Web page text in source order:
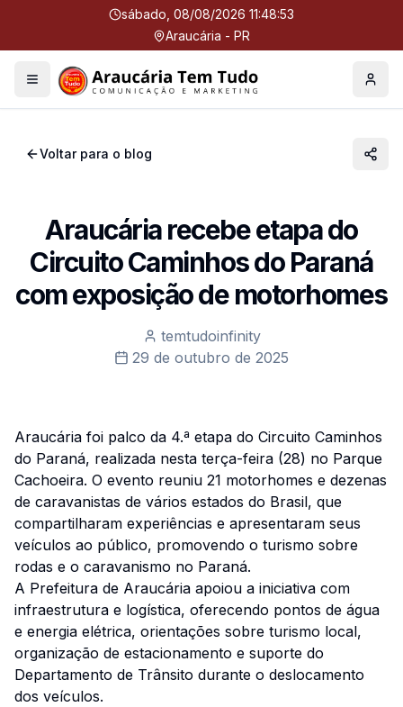
sábado, 08/08/2026 11:48:53
Araucária - PR
Menu Perfil
Voltar para o blog
Araucária recebe etapa do
Circuito Caminhos do Paraná
com exposição de motorhomes
temtudoinfinity
29 de outubro de 2025
Araucária foi palco da 4.ª etapa do Circuito Caminhos
do Paraná, realizada nesta terça-feira (28) no Parque
Cachoeira. O evento reuniu 21 motorhomes e dezenas
de caravanistas de vários estados do Brasil, que
compartilharam experiências e apresentaram seus
veículos ao público, promovendo o turismo sobre
rodas e o caravanismo no Paraná.
A Prefeitura de Araucária apoiou a iniciativa com
infraestrutura e logística, oferecendo pontos de água
e energia elétrica, orientações sobre turismo local,
organização de estacionamento e suporte do
Departamento de Trânsito durante o deslocamento
dos veículos.